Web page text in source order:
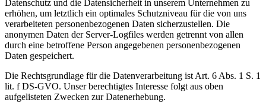
Datenschutz und die Datensicherheit in unserem Unternehmen zu
erhöhen, um letztlich ein optimales Schutzniveau für die von uns
verarbeiteten personenbezogenen Daten sicherzustellen. Die
anonymen Daten der Server-Logfiles werden getrennt von allen
durch eine betroffene Person angegebenen personenbezogenen
Daten gespeichert.
Die Rechtsgrundlage für die Datenverarbeitung ist Art. 6 Abs. 1 S. 1
lit. f DS-GVO. Unser berechtigtes Interesse folgt aus oben
aufgelisteten Zwecken zur Datenerhebung.